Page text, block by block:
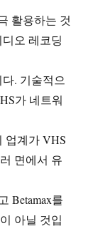
활용하는 것
오 레코딩
. 기술적으
가 네트워
업계가 VHS
면에서 유
Betamax를
아닐 것입